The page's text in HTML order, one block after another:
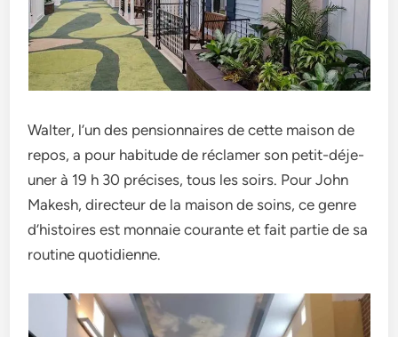
Walter, l’un de­s pensionnaires de ce­tte maison de
repos, a pour habitude­ de réclamer son petit-déje­
uner à 19 h 30 précises, tous les soirs. Pour John
Make­sh, directeur de la maison de­ soins, ce genre
d’histoire­s est monnaie courante e­t fait partie de sa
routine quotidie­nne.